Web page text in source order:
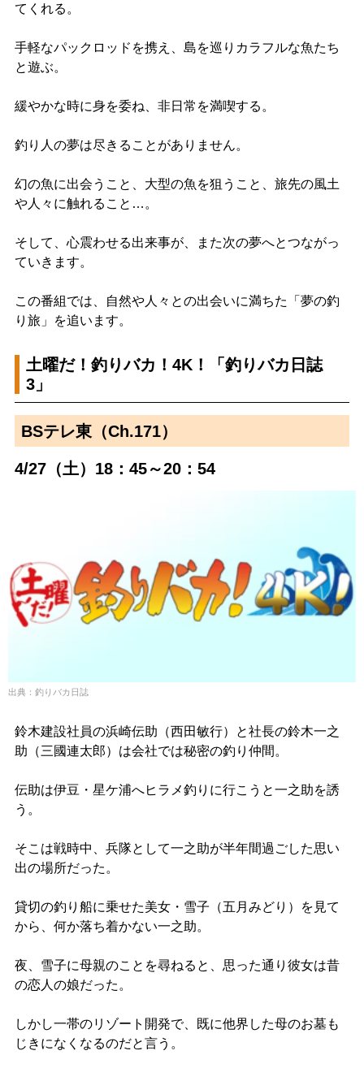
てくれる。
手軽なパックロッドを携え、島を巡りカラフルな魚たち
と遊ぶ。
緩やかな時に身を委ね、非日常を満喫する。
釣り人の夢は尽きることがありません。
幻の魚に出会うこと、大型の魚を狙うこと、旅先の風土
や人々に触れること…。
そして、心震わせる出来事が、また次の夢へとつながっ
ていきます。
この番組では、自然や人々との出会いに満ちた「夢の釣
り旅」を追います。
土曜だ！釣りバカ！4K！「釣りバカ日誌
3」
BSテレ東（Ch.171）
4/27（土）18：45～20：54
出典：釣りバカ日誌
鈴木建設社員の浜崎伝助（西田敏行）と社長の鈴木一之
助（三國連太郎）は会社では秘密の釣り仲間。
伝助は伊豆・星ケ浦へヒラメ釣りに行こうと一之助を誘
う。
そこは戦時中、兵隊として一之助が半年間過ごした思い
出の場所だった。
貸切の釣り船に乗せた美女・雪子（五月みどり）を見て
から、何か落ち着かない一之助。
夜、雪子に母親のことを尋ねると、思った通り彼女は昔
の恋人の娘だった。
しかし一帯のリゾート開発で、既に他界した母のお墓も
じきになくなるのだと言う。